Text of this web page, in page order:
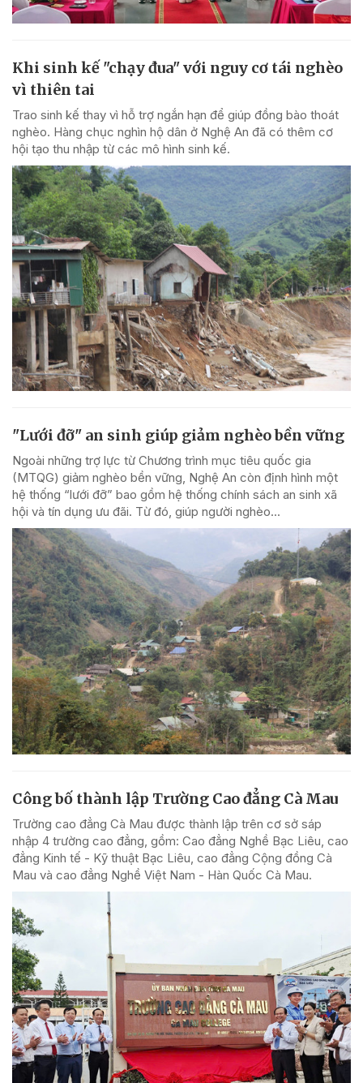
Khi sinh kế "chạy đua" với nguy cơ tái nghèo
vì thiên tai
Trao sinh kế thay vì hỗ trợ ngắn hạn để giúp đồng bào thoát
nghèo. Hàng chục nghìn hộ dân ở Nghệ An đã có thêm cơ
hội tạo thu nhập từ các mô hình sinh kế.
"Lưới đỡ" an sinh giúp giảm nghèo bền vững
Ngoài những trợ lực từ Chương trình mục tiêu quốc gia
(MTQG) giảm nghèo bền vững, Nghệ An còn định hình một
hệ thống “lưới đỡ” bao gồm hệ thống chính sách an sinh xã
hội và tín dụng ưu đãi. Từ đó, giúp người nghèo...
Công bố thành lập Trường Cao đẳng Cà Mau
Trường cao đẳng Cà Mau được thành lập trên cơ sở sáp
nhập 4 trường cao đẳng, gồm: Cao đẳng Nghề Bạc Liêu, cao
đẳng Kinh tế - Kỹ thuật Bạc Liêu, cao đẳng Cộng đồng Cà
Mau và cao đẳng Nghề Việt Nam - Hàn Quốc Cà Mau.